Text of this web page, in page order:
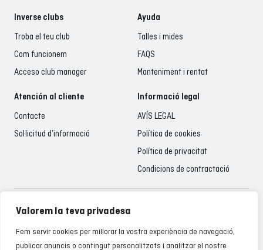
Valorem la teva privadesa
Fem servir cookies per millorar la vostra experiència de navegació,
publicar anuncis o contingut personalitzats i analitzar el nostre
Inverse clubs
Troba el teu club
Com funcionem
Acceso club manager
Ayuda
Talles i mides
FAQS
Manteniment i rentat
Atención al cliente
Contacte
Sol·licitud d’informació
Informació legal
AVÍS LEGAL
Política de cookies
Política de privacitat
Condicions de contractació
Atenció al client